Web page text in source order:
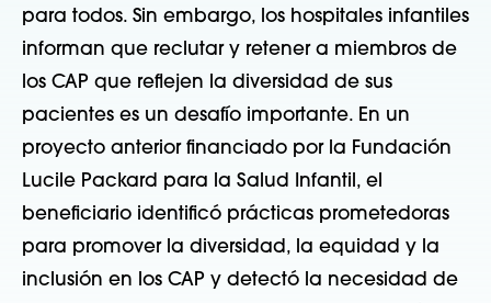
para todos. Sin embargo, los hospitales infantiles
informan que reclutar y retener a miembros de
los CAP que reflejen la diversidad de sus
pacientes es un desafío importante. En un
proyecto anterior financiado por la Fundación
Lucile Packard para la Salud Infantil, el
beneficiario identificó prácticas prometedoras
para promover la diversidad, la equidad y la
inclusión en los CAP y detectó la necesidad de